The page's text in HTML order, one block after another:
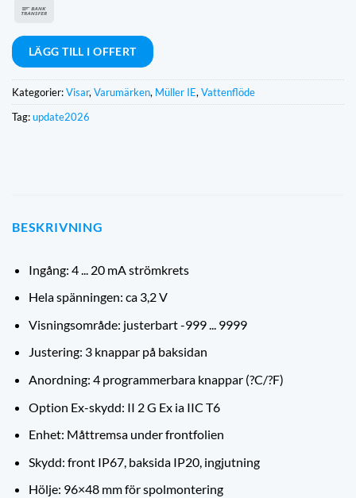
LÄGG TILL I OFFERT
Kategorier:Visar, Varumärken, Müller IE, Vattenflöde
Tag:update2026
BESKRIVNING
Ingång: 4 ... 20 mA strömkrets
Hela spänningen: ca 3,2 V
Visningsområde: justerbart -999 ... 9999
Justering: 3 knappar på baksidan
Anordning: 4 programmerbara knappar (?C/?F)
Option Ex-skydd: II 2 G Ex ia IIC T6
Enhet: Måttremsa under frontfolien
Skydd: front IP67, baksida IP20, ingjutning
Hölje: 96×48 mm för spolmontering